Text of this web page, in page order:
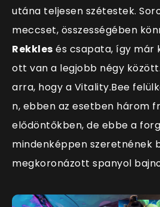
utána teljesen szétestek.
meccset, összességében
Rekkles és csapata, így már
ott van a legjobb négy
arra, hogy a Vitality.Bee
n, ebben az esetben három
elődöntőkben, de ebbe a
mindenképpen szeretnének
megkoronázott spanyol